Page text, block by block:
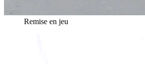
Remise en jeu